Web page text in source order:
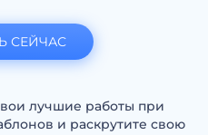
лучшие работы при
и раскрутите свою
СЕЙЧАС